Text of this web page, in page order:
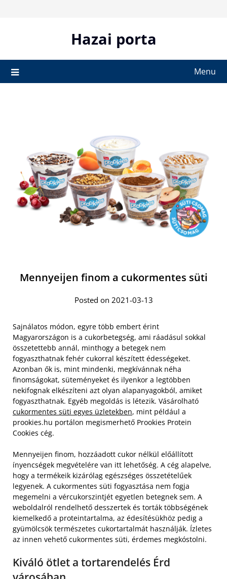
Hazai porta
Menu
Mennyeijen finom a cukormentes süti
Posted on 2021-03-13
Sajnálatos módon, egyre több embert érint
Magyarországon is a cukorbetegség, ami ráadásul sokkal
összetettebb annál, minthogy a betegek nem
fogyaszthatnak fehér cukorral készített édességeket.
Azonban ők is, mint mindenki, megkívánnak néha
finomságokat, süteményeket és ilyenkor a legtöbben
nekifognak elkészíteni azt olyan alapanyagokból, amiket
fogyaszthatnak. Egyéb megoldás is létezik. Vásárolható
cukormentes süti egyes üzletekben, mint például a
prookies.hu portálon megismerhető Prookies Protein
Cookies cég.
Mennyeijen finom, hozzáadott cukor nélkül előállított
ínyencségek megvételére van itt lehetőség. A cég alapelve,
hogy a termékeik kizárólag egészséges összetételűek
legyenek. A cukormentes süti fogyasztása nem fogja
megemelni a vércukorszintjét egyetlen betegnek sem. A
weboldalról rendelhető desszertek és torták többségének
kiemelkedő a proteintartalma, az édesítésükhöz pedig a
gyümölcsök természetes cukortartalmát használják. Ízletes
az innen vehető cukormentes süti, érdemes megkóstolni.
Kiváló ötlet a tortarendelés Érd